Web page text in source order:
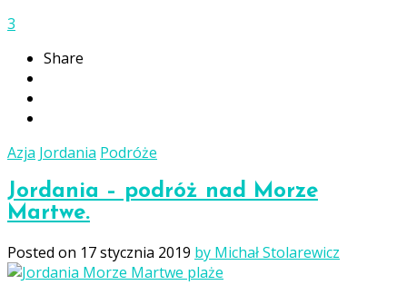
3
Share
Azja Jordania Podróże
Jordania – podróż nad Morze
Martwe.
Posted on 17 stycznia 2019 by Michał Stolarewicz